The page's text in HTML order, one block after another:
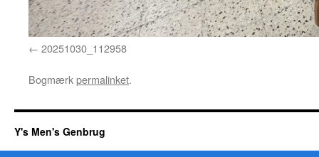
20251030_112958
Bogmærkpermalinket.
Y's Men's Genbrug